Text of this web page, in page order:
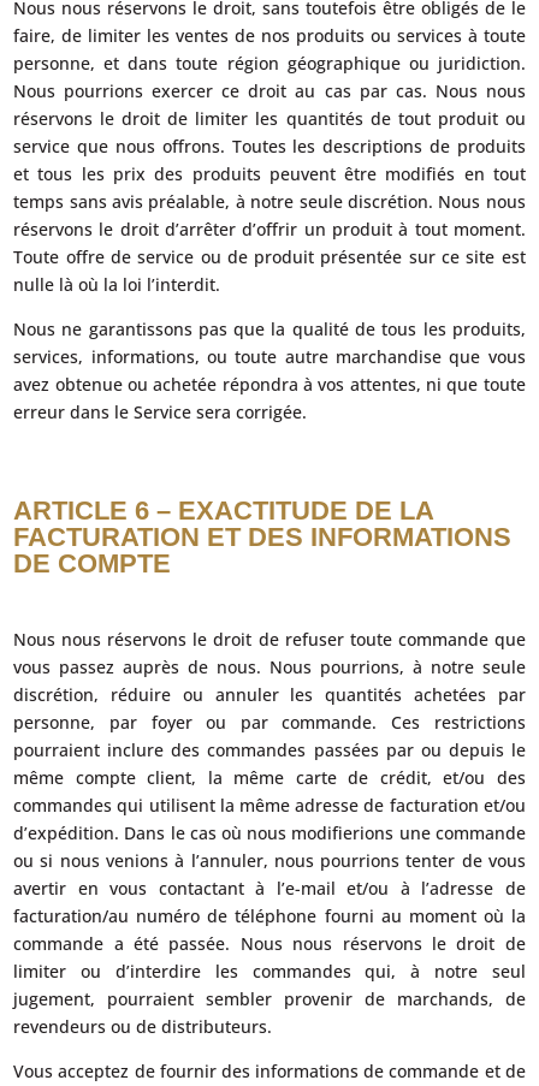
Nous nous réservons le droit, sans toutefois être obligés de le
faire, de limiter les ventes de nos produits ou services à toute
personne, et dans toute région géographique ou juridiction.
Nous pourrions exercer ce droit au cas par cas. Nous nous
réservons le droit de limiter les quantités de tout produit ou
service que nous offrons. Toutes les descriptions de produits
et tous les prix des produits peuvent être modifiés en tout
temps sans avis préalable, à notre seule discrétion. Nous nous
réservons le droit d’arrêter d’offrir un produit à tout moment.
Toute offre de service ou de produit présentée sur ce site est
nulle là où la loi l’interdit.
Nous ne garantissons pas que la qualité de tous les produits,
services, informations, ou toute autre marchandise que vous
avez obtenue ou achetée répondra à vos attentes, ni que toute
erreur dans le Service sera corrigée.
ARTICLE 6 – EXACTITUDE DE LA
FACTURATION ET DES INFORMATIONS
DE COMPTE
Nous nous réservons le droit de refuser toute commande que
vous passez auprès de nous. Nous pourrions, à notre seule
discrétion, réduire ou annuler les quantités achetées par
personne, par foyer ou par commande. Ces restrictions
pourraient inclure des commandes passées par ou depuis le
même compte client, la même carte de crédit, et/ou des
commandes qui utilisent la même adresse de facturation et/ou
d’expédition. Dans le cas où nous modifierions une commande
ou si nous venions à l’annuler, nous pourrions tenter de vous
avertir en vous contactant à l’e-mail et/ou à l’adresse de
facturation/au numéro de téléphone fourni au moment où la
commande a été passée. Nous nous réservons le droit de
limiter ou d’interdire les commandes qui, à notre seul
jugement, pourraient sembler provenir de marchands, de
revendeurs ou de distributeurs.
Vous acceptez de fournir des informations de commande et de